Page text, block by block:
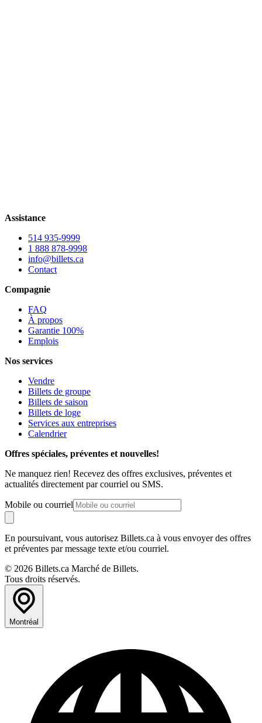
Assistance
514 935-9999
1 888 878-9998
info@billets.ca
Contact
Compagnie
FAQ
À propos
Garantie 100%
Emplois
Nos services
Vendre
Billets de groupe
Billets de saison
Billets de loge
Services aux entreprises
Calendrier
Offres spéciales, préventes et nouvelles!
Ne manquez rien! Recevez des offres exclusives, préventes et
actualités directement par courriel ou SMS.
Mobile ou courriel
En poursuivant, vous autorisez Billets.ca à vous envoyer des offres
et préventes par message texte et/ou courriel.
© 2026 Billets.ca Marché de Billets.
Tous droits réservés.
Montréal